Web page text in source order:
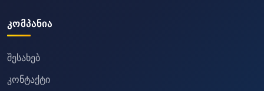
ᲙᲝᲛᲞᲐᲜᲘᲐ
შესახებ
კონტაქტი